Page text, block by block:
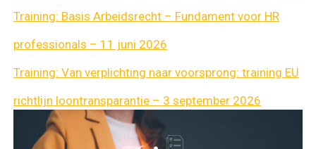
Training: Basis Arbeidsrecht – Fundament voor HR
professionals – 11 juni 2026
Training: Van verplichting naar voorsprong: training EU
richtlijn loontransparantie – 3 september 2026